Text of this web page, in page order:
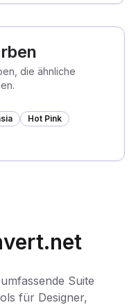
die ähnliche
Hot Pink
Suite
für Designer,